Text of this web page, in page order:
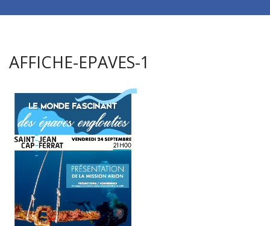
AFFICHE-EPAVES-1